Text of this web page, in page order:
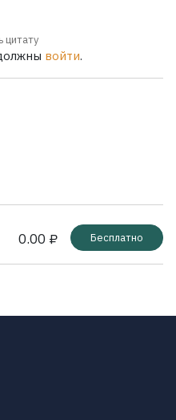
цитату
войти.
0.00 ₽ Бесплатно